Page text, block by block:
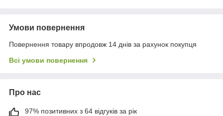
Умови повернення
Повернення товару впродовж 14 днів за рахунок покупця
Всі умови повернення
Про нас
97% позитивних з 64 відгуків за рік